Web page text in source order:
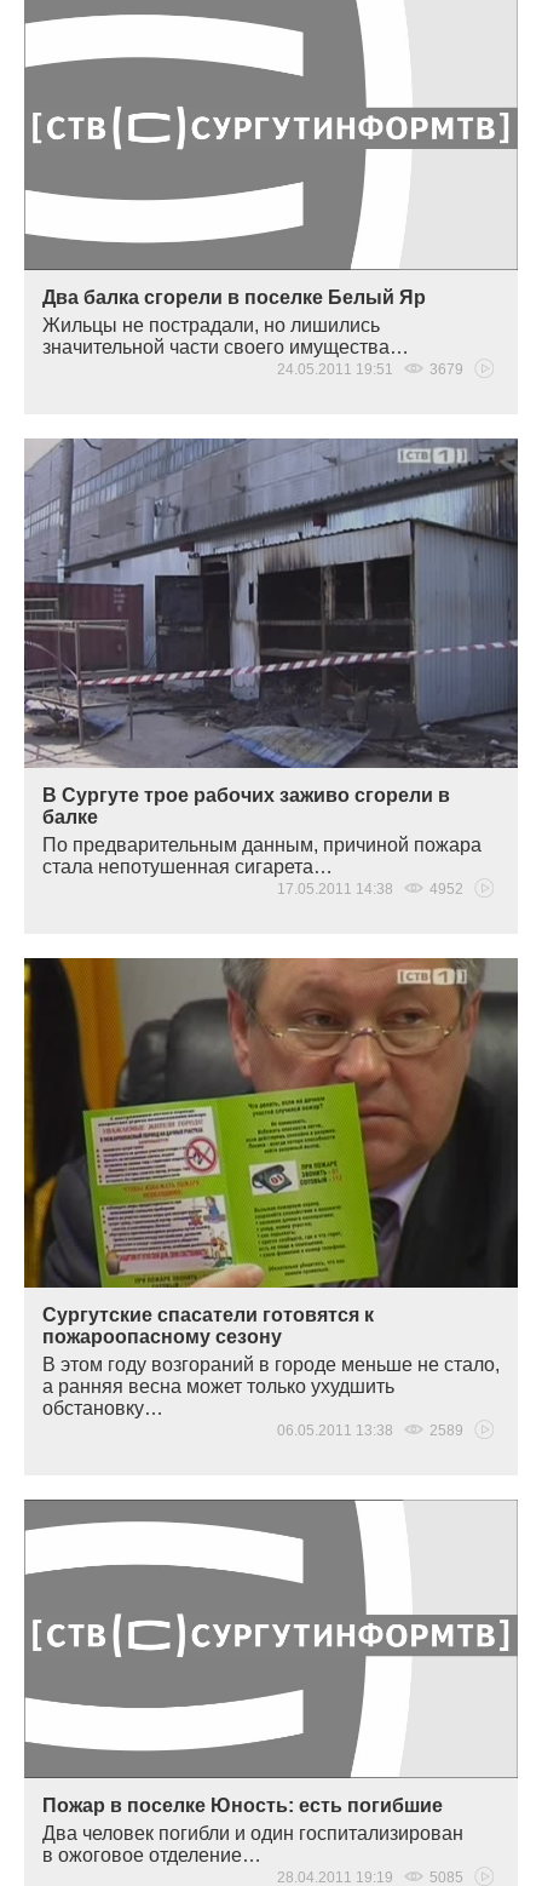
Два балка сгорели в поселке Белый Яр
Жильцы не пострадали, но лишились
значительной части своего имущества…
24.05.2011 19:51 3679
В Сургуте трое рабочих заживо сгорели в
балке
По предварительным данным, причиной пожара
стала непотушенная сигарета…
17.05.2011 14:38 4952
Сургутские спасатели готовятся к
пожароопасному сезону
В этом году возгораний в городе меньше не стало,
а ранняя весна может только ухудшить
обстановку…
06.05.2011 13:38 2589
Пожар в поселке Юность: есть погибшие
Два человек погибли и один госпитализирован
в ожоговое отделение…
28.04.2011 19:19 5085